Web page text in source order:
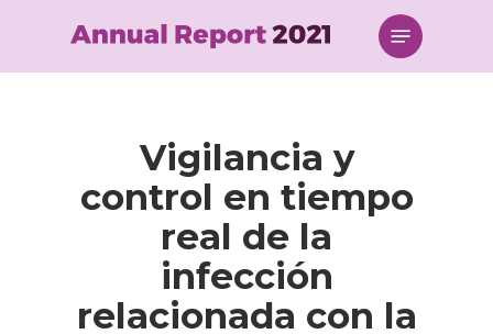
content
Menu
Vigilancia y
control en tiempo
real de la
infección
relacionada con la